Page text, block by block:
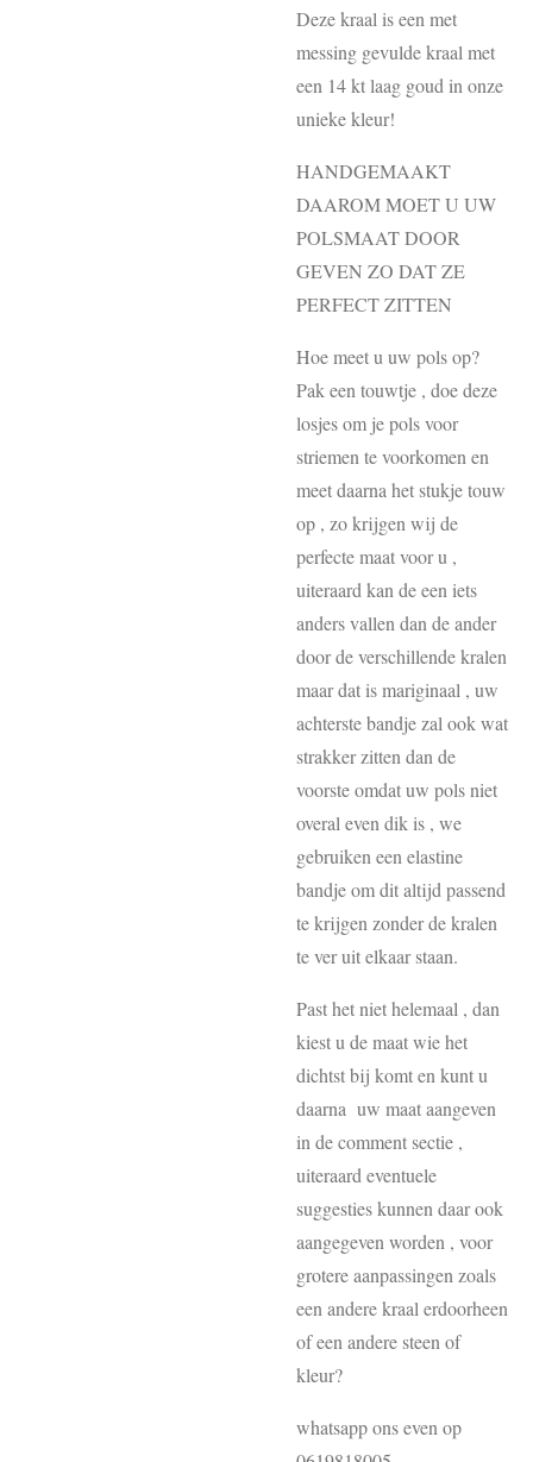
Deze kraal is een met
messing gevulde kraal met
een 14 kt laag goud in onze
unieke kleur!
HANDGEMAAKT
DAAROM MOET U UW
POLSMAAT DOOR
GEVEN ZO DAT ZE
PERFECT ZITTEN
Hoe meet u uw pols op?
Pak een touwtje , doe deze
losjes om je pols voor
striemen te voorkomen en
meet daarna het stukje touw
op , zo krijgen wij de
perfecte maat voor u ,
uiteraard kan de een iets
anders vallen dan de ander
door de verschillende kralen
maar dat is mariginaal , uw
achterste bandje zal ook wat
strakker zitten dan de
voorste omdat uw pols niet
overal even dik is , we
gebruiken een elastine
bandje om dit altijd passend
te krijgen zonder de kralen
te ver uit elkaar staan.
Past het niet helemaal , dan
kiest u de maat wie het
dichtst bij komt en kunt u
daarna uw maat aangeven
in de comment sectie ,
uiteraard eventuele
suggesties kunnen daar ook
aangegeven worden , voor
grotere aanpassingen zoals
een andere kraal erdoorheen
of een andere steen of
kleur?
whatsapp ons even op